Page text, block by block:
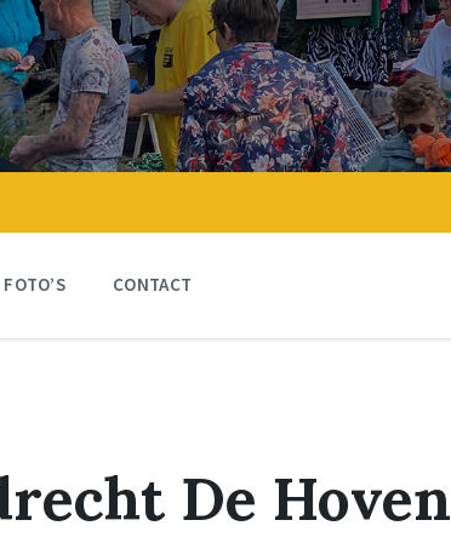
FOTO’S CONTACT
De Hoven